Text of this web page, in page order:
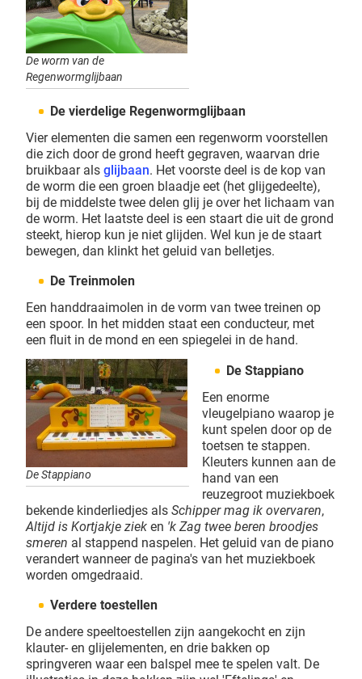
De worm van de
Regenwormglijbaan
De vierdelige Regenwormglijbaan
Vier elementen die samen een regenworm voorstellen
die zich door de grond heeft gegraven, waarvan drie
bruikbaar als glijbaan. Het voorste deel is de kop van
de worm die een groen blaadje eet (het glijgedeelte),
bij de middelste twee delen glij je over het lichaam van
de worm. Het laatste deel is een staart die uit de grond
steekt, hierop kun je niet glijden. Wel kun je de staart
bewegen, dan klinkt het geluid van belletjes.
De Treinmolen
Een handdraaimolen in de vorm van twee treinen op
een spoor. In het midden staat een conducteur, met
een fluit in de mond en een spiegelei in de hand.
De Stappiano
De Stappiano
Een enorme
vleugelpiano waarop je
kunt spelen door op de
toetsen te stappen.
Kleuters kunnen aan de
hand van een
reuzegroot muziekboek
bekende kinderliedjes als Schipper mag ik overvaren,
Altijd is Kortjakje ziek en 'k Zag twee beren broodjes
smeren al stappend naspelen. Het geluid van de piano
verandert wanneer de pagina's van het muziekboek
worden omgedraaid.
Verdere toestellen
De andere speeltoestellen zijn aangekocht en zijn
klauter- en glijelementen, en drie bakken op
springveren waar een balspel mee te spelen valt. De